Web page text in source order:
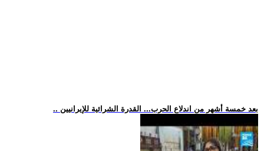
.. بعد خمسة أشهر من اندلاع الحرب... القدرة الشرائية للإيرانيين